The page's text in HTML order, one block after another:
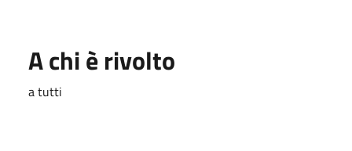
A chi è rivolto
a tutti